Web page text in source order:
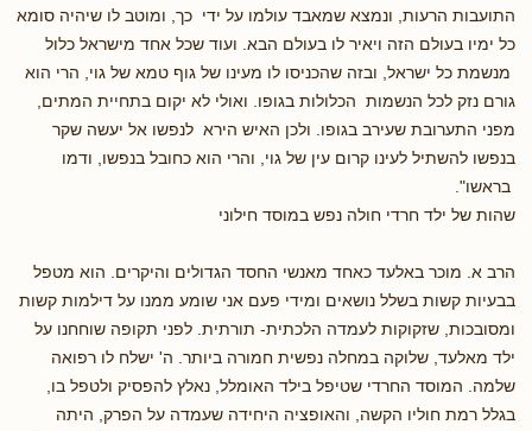
התועבות הרעות, ונמצא שמאבד עולמו על ידי כך, ומוטב לו שיהיה סומא
כל ימיו בעולם הזה ויאיר לו בעולם הבא. ועוד שכל אחד מישראל כלול
מנשמת כל ישראל, ובזה שהכניסו לו מעינו של גוף טמא של גוי, הרי הוא
גורם נזק לכל הנשמות הכלולות בגופו. ואולי לא יקום בתחיית המתים,
מפני התערובת שעירב בגופו. ולכן האיש הירא לנפשו אל יעשה שקר
בנפשו להשתיל לעינו קרום עין של גוי, והרי הוא כחובל בנפשו, ודמו
בראשו".
שהות של ילד חרדי חולה נפש במוסד חילוני
הרב א. מוכר באלעד כאחד מאנשי החסד הגדולים והיקרים. הוא מטפל
בבעיות קשות בשלל נושאים ומידי פעם אני שומע ממנו על דילמות קשות
ומסובכות, שזקוקות לעמדה הלכתית- תורתית. לפני תקופה שוחחנו על
ילד מאלעד, שלוקה במחלה נפשית חמורה ביותר. ה' ישלח לו רפואה
שלמה. המוסד החרדי שטיפל בילד האומלל, נאלץ להפסיק ולטפל בו,
בגלל רמת חוליו הקשה, והאופציה היחידה שעמדה על הפרק, היתה